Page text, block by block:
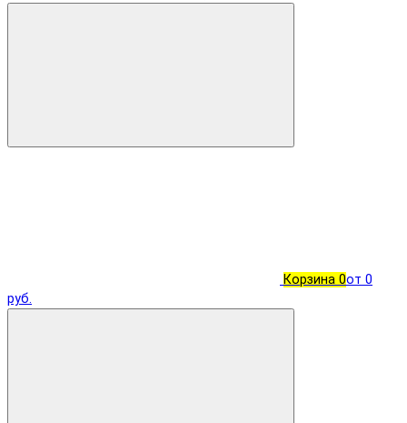
Корзина 0от 0
руб.